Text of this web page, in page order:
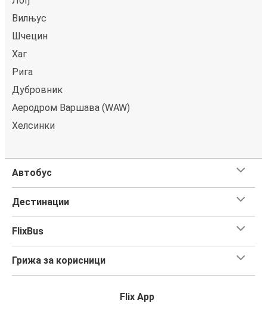
Вилњус
Шчецин
Хаг
Рига
Дубровник
Аеродром Варшава (WAW)
Хелсинки
Автобус
Дестинации
FlixBus
Грижа за корисници
Flix App